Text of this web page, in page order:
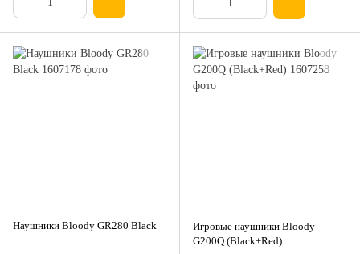
Наушники Bloody GR280 Black
Игровые наушники Bloody
G200Q (Black+Red)